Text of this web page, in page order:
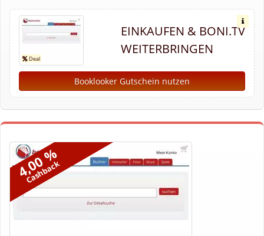
EINKAUFEN & BONI.TV
WEITERBRINGEN
Booklooker Gutschein nutzen
4,00 %
Cashback